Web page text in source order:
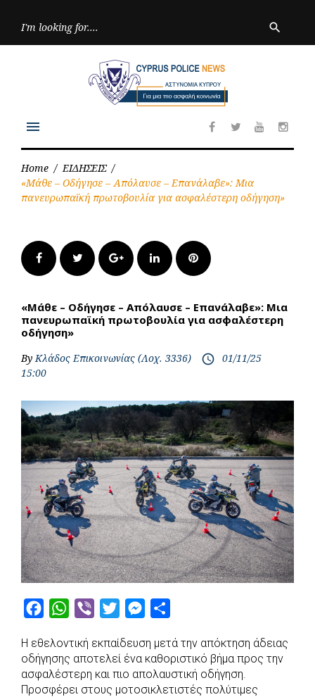
search
Facebook
TwitterYoutube
menu
Home / ΕΙΔΗΣΕΙΣ /
«Μάθε – Οδήγησε – Απόλαυσε – Επανάλαβε»: Μια
πανευρωπαϊκή πρωτοβουλία για ασφαλέστερη οδήγηση»
FacebookTwitter Google+LinkedInPinterest
«Μάθε – Οδήγησε – Απόλαυσε – Επανάλαβε»: Μια
πανευρωπαϊκή πρωτοβουλία για ασφαλέστερη
οδήγηση»
ByΚλάδος Επικοινωνίας (Λοχ. 3336) access_time 01/11/25
15:00
c
e
b
W
a
s
b
e
r
i
t
t
s
s
e
a
r
e
Η εθελοντική εκπαίδευση μετά την απόκτηση άδειας
οδήγησης αποτελεί ένα καθοριστικό βήμα προς την
ασφαλέστερη και πιο απολαυστική οδήγηση.
Προσφέρει στους μοτοσικλετιστές πολύτιμες